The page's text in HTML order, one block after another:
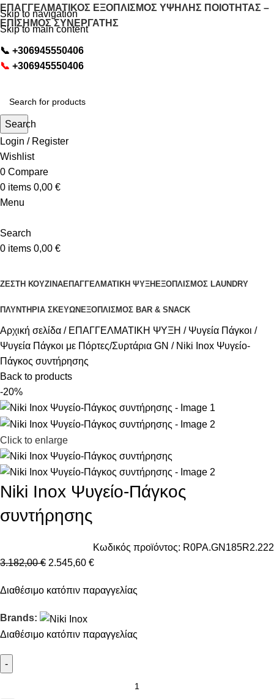
Skip to navigation
Skip to main content
ΕΠΑΓΓΕΛΜΑΤΙΚΟΣ ΕΞΟΠΛΙΣΜΟΣ ΥΨΗΛΗΣ ΠΟΙΟΤΗΤΑΣ –
ΕΠΙΣΗΜΟΣ ΣΥΝΕΡΓΑΤΗΣ
📞 +306945550406
📞 +306945550406
Search
Login / Register
Wishlist
0 Compare
0 items 0,00 €
Menu
Search
0 items 0,00 €
ΖΕΣΤΗ ΚΟΥΖΙΝΑΕΠΑΓΓΕΛΜΑΤΙΚΗ ΨΥΞΗ ΕΞΟΠΛΙΣΜΟΣ LAUNDRY
ΠΛΥΝΤΗΡΙΑ ΣΚΕΥΩΝ ΕΞΟΠΛΙΣΜΟΣ BAR & SNACK
Αρχική σελίδα ΕΠΑΓΓΕΛΜΑΤΙΚΗ ΨΥΞΗ
Ψυγεία Πάγκοι
Ψυγεία Πάγκοι με Πόρτες/Συρτάρια GN
Niki Inox Ψυγείο-
Πάγκος συντήρησης
Back to products
-20%
Click to enlarge
Niki Inox Ψυγείο-Πάγκος
συντήρησης
Κωδικός προϊόντος: R0PA.GN185R2.222
3.182,00€ 2.545,60 €
Διαθέσιμο κατόπιν παραγγελίας
Brands:
Διαθέσιμο κατόπιν παραγγελίας